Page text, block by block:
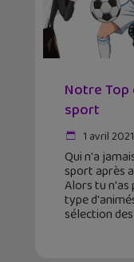
Notre Top
sport
1 avril 2021
Qui n'a
sport après
Alors tu
type
sélection